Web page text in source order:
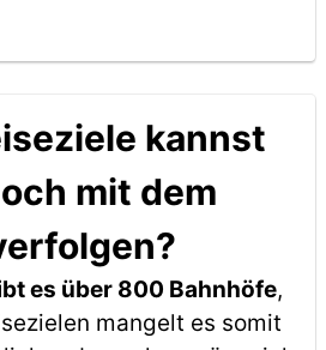
kannst
mit dem
es über 800 Bahnhöfe,
mangelt es somit